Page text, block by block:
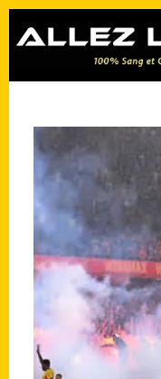
contenu